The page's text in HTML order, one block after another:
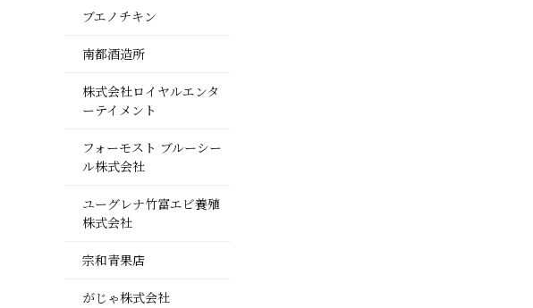
ブエノチキン
南都酒造所
株式会社ロイヤルエンタ
ーテイメント
フォーモスト ブルーシー
ル株式会社
ユーグレナ竹富エビ養殖
株式会社
宗和青果店
がじゃ株式会社